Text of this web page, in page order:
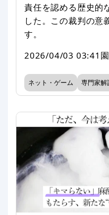
責任を認める歴史的
した。この裁判の意
す。
2026/04/03 03:41
ネット・ゲーム 専門家解